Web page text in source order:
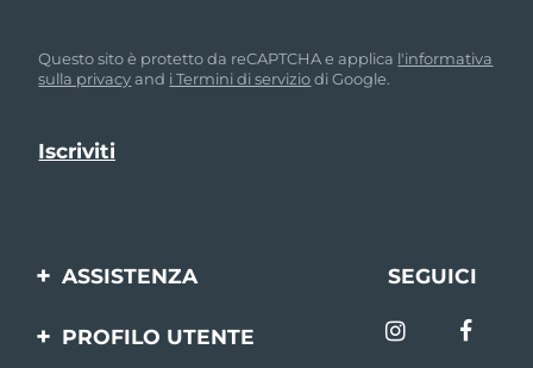
Questo sito è protetto da reCAPTCHA e applica l'informativa
sulla privacyand i Termini di serviziodi Google.
ASSISTENZA
Contattaci
SEGUICI
PROFILO UTENTE